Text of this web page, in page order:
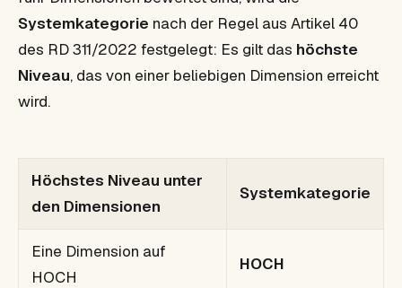
Systemkategorie nach der Regel aus Artikel 40
des RD 311/2022 festgelegt: Es gilt das höchste
Niveau, das von einer beliebigen Dimension erreicht
wird.
Höchstes Niveau unter
den Dimensionen
Systemkategorie
Eine Dimension auf
HOCH
HOCH